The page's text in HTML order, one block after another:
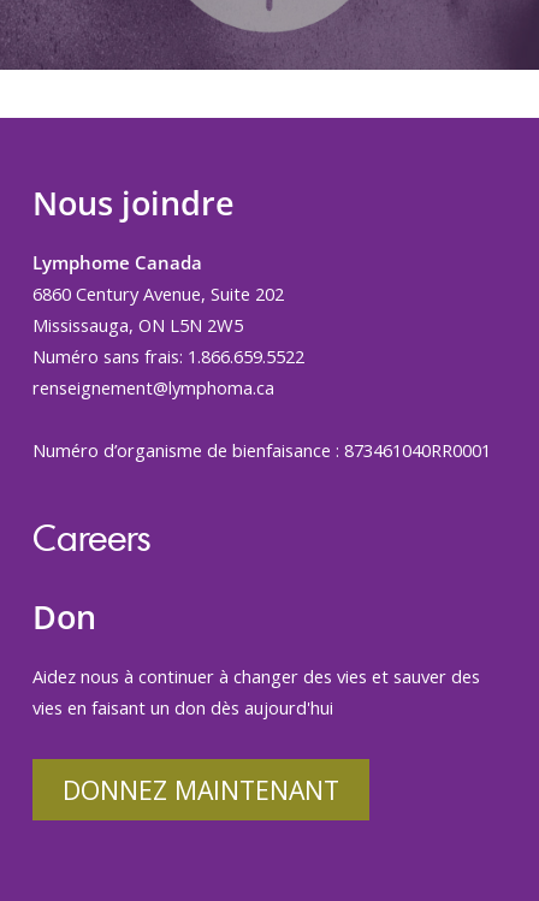
Nous joindre
Lymphome Canada
6860 Century Avenue, Suite 202
Mississauga, ON L5N 2W5
Numéro sans frais: 1.866.659.5522
renseignement@lymphoma.ca
Numéro d’organisme de bienfaisance : 873461040RR0001
Careers
Don
Aidez nous à continuer à changer des vies et sauver des
vies en faisant un don dès aujourd'hui
DONNEZ MAINTENANT